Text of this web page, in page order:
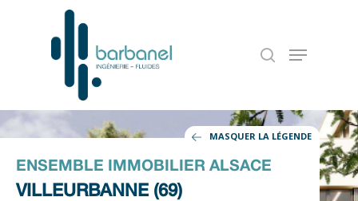
MASQUER LA LÉGENDE
ENSEMBLE IMMOBILIER ALSACE
VILLEURBANNE (69)